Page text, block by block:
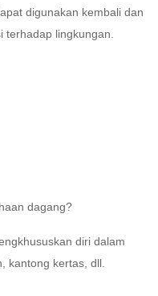
digunakan kembali dan
lingkungan.
dagang?
diri dalam
kantong kertas, dll.